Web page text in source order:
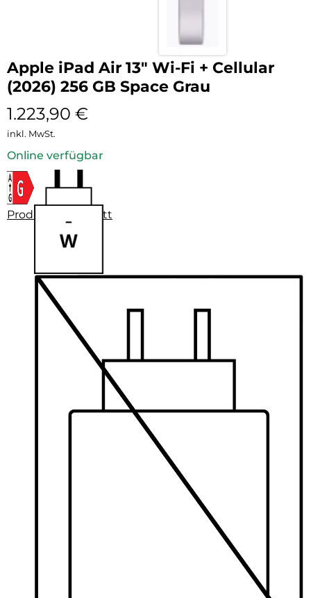
Apple iPad Air 13″ Wi-Fi + Cellular
(2026) 256 GB Space Grau
1.223,90 €
inkl. MwSt.
Online verfügbar
Produktdatenblatt